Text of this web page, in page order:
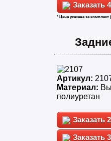
* Цена указана за
Артикул:
Материал:
полиуретан